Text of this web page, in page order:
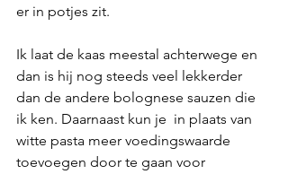
er in potjes zit.
Ik laat de kaas meestal achterwege en
dan is hij nog steeds veel lekkerder
dan de andere bolognese sauzen die
ik ken. Daarnaast kun je  in plaats van
witte pasta meer voedingswaarde
toevoegen door te gaan voor